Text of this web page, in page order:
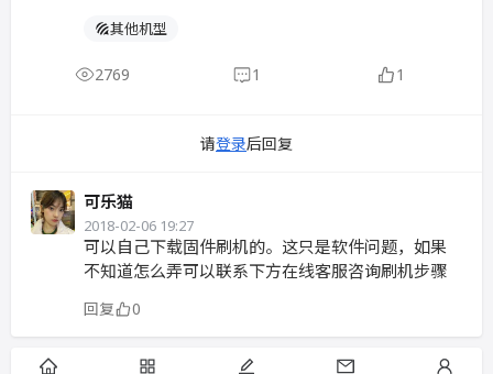
其他机型
2769 1 1
请登录后回复
可乐猫
2018-02-06 19:27
可以自己下载固件刷机的。这只是软件问题，如果
不知道怎么弄可以联系下方在线客服咨询刷机步骤
回复 0